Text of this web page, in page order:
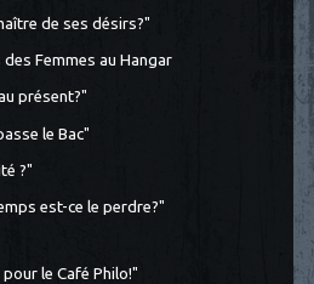
de ses désirs?"
Femmes au Hangar
présent?"
le Bac"
?"
est-ce le perdre?"
le Café Philo!"